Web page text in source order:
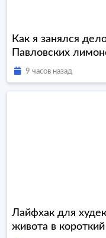
Как я занялся
Павловских
9 часов назад
Лайфхак для
живота в